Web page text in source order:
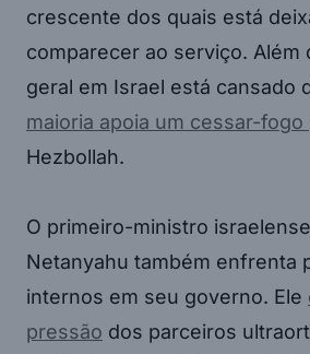
crescente dos quais está
comparecer ao serviço. Além
geral em Israel está cansado
maioria apoia um cessar-fogo
Hezbollah.
O primeiro-ministro
Netanyahu também enfrenta
internos em seu governo. Ele
pressão dos parceiros